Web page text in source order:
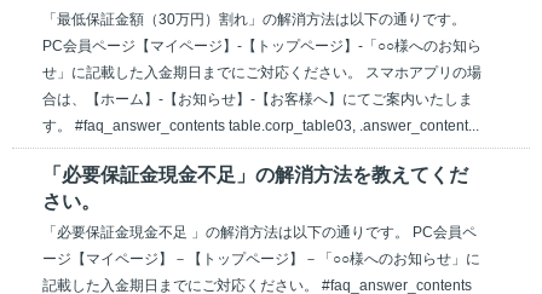
「最低保証金額（30万円）割れ」の解消方法は以下の通りです。
PC会員ページ【マイページ】-【トップページ】-「○○様へのお知ら
せ」に記載した入金期日までにご対応ください。 スマホアプリの場
合は、【ホーム】-【お知らせ】-【お客様へ】にてご案内いたしま
す。 #faq_answer_contents table.corp_table03, .answer_content...
「必要保証金現金不足」の解消方法を教えてくだ
さい。
「必要保証金現金不足 」の解消方法は以下の通りです。 PC会員ペ
ージ【マイページ】－【トップページ】－「○○様へのお知らせ」に
記載した入金期日までにご対応ください。 #faq_answer_contents